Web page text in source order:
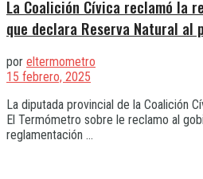
La Coalición Cívica reclamó la
que declara Reserva Natural al
por eltermometro
15 febrero, 2025
La diputada provincial de la Coalición
El Termómetro sobre le reclamo al
reglamentación ...